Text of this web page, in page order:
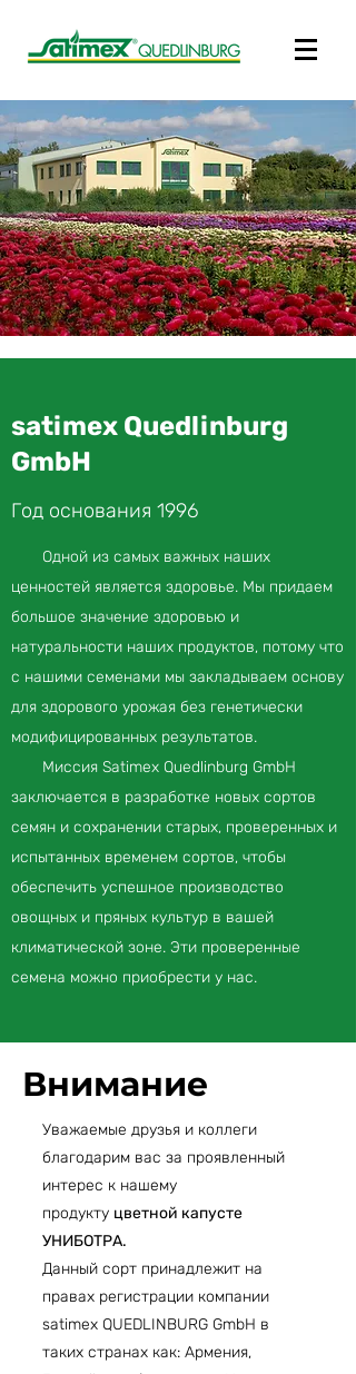
satimex Quedlinburg
GmbH
Год основания 1996
Одной из самых важных наших
ценностей является здоровье. Мы придаем
большое значение здоровью и
натуральности наших продуктов, потому что
с нашими семенами мы закладываем основу
для здорового урожая без генетически
модифицированных результатов.
Миссия Satimex Quedlinburg GmbH
заключается в разработке новых сортов
семян и сохранении старых, проверенных и
испытанных временем сортов, чтобы
обеспечить успешное производство
овощных и пряных культур в вашей
климатической зоне. Эти проверенные
семена можно приобрести у нас.
Внимание
Уважаемые друзья и коллеги
благодарим вас за проявленный
интерес к нашему
продукту цветной капусте
УНИБОТРА.
Данный сорт принадлежит на
правах регистрации компании
satimex QUEDLINBURG GmbH в
таких странах как: Армения,